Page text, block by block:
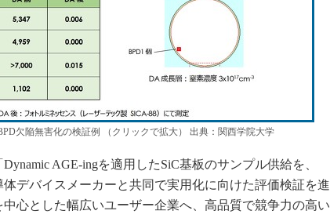
欠陥無害化の検証例 （クリックで拡大） 出典：関西学院大学
AGE-ingを適用したSiC基板のサンプル供給を、
デバイスメーカーと共同で実用化に向けた評価検証を進
心とした幅広いユーザー企業へ、高品質で競争力の高い